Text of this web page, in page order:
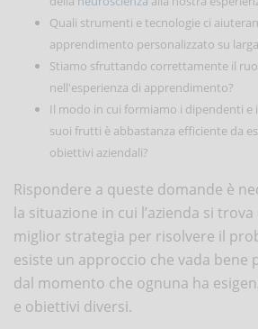
Quali strumenti e tecnologie ci
apprendimento personalizzato su larga
Stiamo sfruttando correttamente il
nell'esperienza di apprendimento?
Il modo in cui formiamo i dipendenti e
suoi frutti è abbastanza efficiente da
obiettivi aziendali?
Rispondere a queste domande è
la situazione in cui l’azienda si
miglior strategia per risolvere il
esiste un approccio che vada bene
dal momento che ognuna ha
e obiettivi diversi.